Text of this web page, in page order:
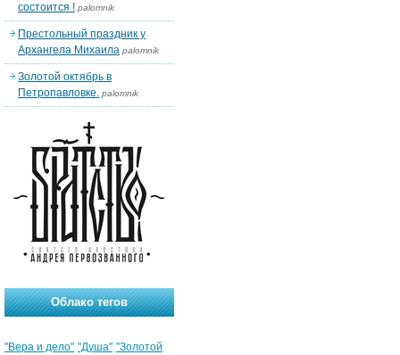
состоится ! palomnik
Престольный праздник у
Архангела Михаила palomnik
Золотой октябрь в
Петропавловке. palomnik
Облако тегов
"Вера и дело" "Душа" "Золотой